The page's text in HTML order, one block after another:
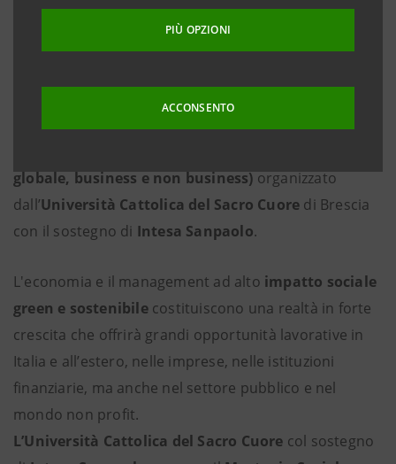
PIÙ OPZIONI
ACCONSENTO
In avvio la prima edizione delMaster di I livello in
globale, business e non business)organizzato
dall’Università Cattolica del Sacro Cuore di Brescia
con il sostegno di Intesa Sanpaolo.
L'economia e il management ad alto impatto sociale
green e sostenibilecostituiscono una realtà in forte
crescita che offrirà grandi opportunità lavorative in
Italia e all’estero, nelle imprese, nelle istituzioni
finanziarie, ma anche nel settore pubblico e nel
mondo non profit.
L’Università Cattolica del Sacro Cuore col sostegno